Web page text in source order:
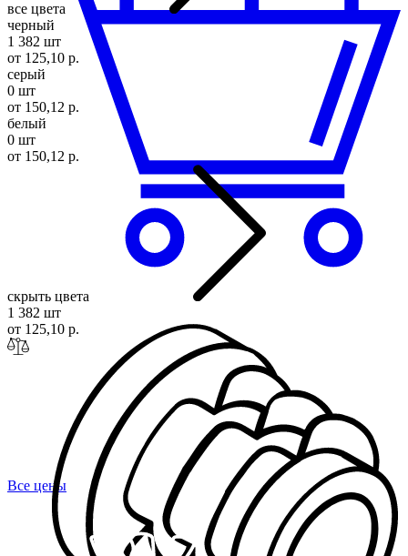
все цвета
черный
1 382 шт
от 125,10 р.
серый
0 шт
от 150,12 р.
белый
0 шт
от 150,12 р.
скрыть цвета
1 382 шт
от 125,10 р.
Все цены